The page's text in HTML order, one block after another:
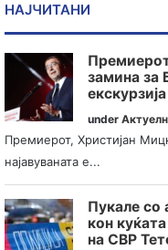
НАЈЧИТАНИ
замина за
under
Премиерот, Христијан
најавуваната е...
Пукале со
кон
на СВР